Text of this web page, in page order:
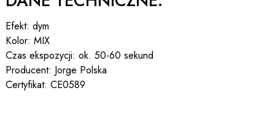
Efekt: dym
Kolor: MIX
Czas ekspozycji: ok. 50-60 sekund
Producent: Jorge Polska
Certyfikat: CE0589